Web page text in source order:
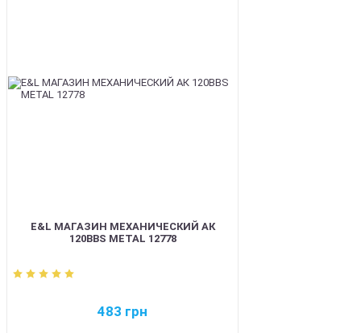
E&L МАГАЗИН МЕХАНИЧЕСКИЙ АК
120BBS METAL 12778
483 грн